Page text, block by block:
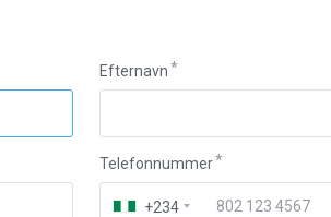
Efternavn
Telefonnummer
+234